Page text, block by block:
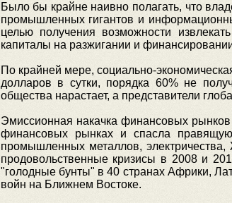
Было бы крайне наивно полагать, что
промышленных гигантов и
целью получения возможности
капиталы на разжигании и
По крайней мере, социально-
долларов в сутки, порядка 60% не
общества нарастает, а представители
Эмиссионная накачка финансовых
финансовых рынках и спасла правящую
промышленных металлов,
продовольственные кризисы в 2008 и
"голодные бунты" в 40 странах Африки,
войн на Ближнем Востоке.